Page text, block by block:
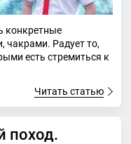
конкретные
чакрами. Радует то,
есть стремиться к
Читать статью
поход.